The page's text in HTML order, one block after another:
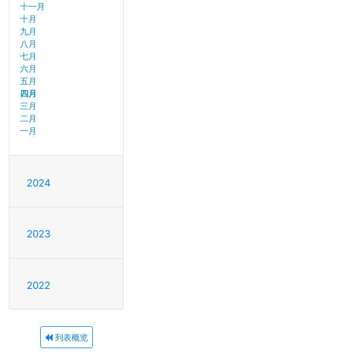
十一月
十月
九月
八月
七月
六月
五月
四月
三月
二月
一月
2024
2023
2022
列表概览